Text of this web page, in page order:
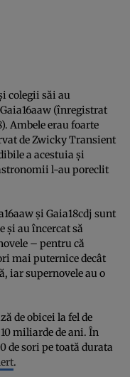
colegii săi au
(înregistrat
Ambele erau foarte
de Zwicky Transient
a acestuia și
l-au poreclit
și Gaia18cdj sunt
și au încercat să
– pentru că
mai puternice decât
iar supernovele au o
de obicei la fel de
miliarde de ani. În
de sori pe toată durata
.